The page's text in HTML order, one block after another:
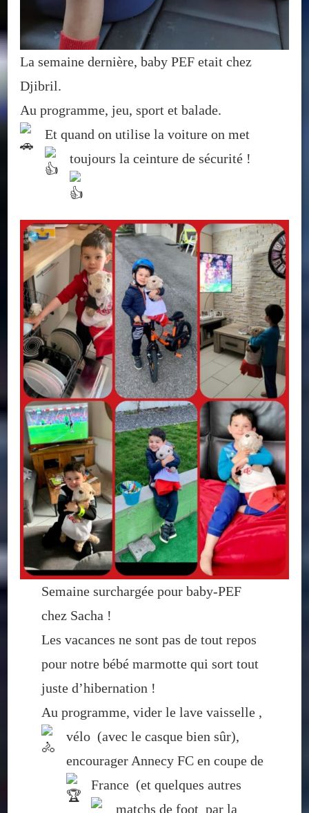
La semaine dernière, baby PEF etait chez
Djibril.
Au programme, jeu, sport et balade.
Et quand on utilise la voiture on met
toujours la ceinture de sécurité !
Semaine surchargée pour baby-PEF
chez Sacha !
Les vacances ne sont pas de tout repos
pour notre bébé marmotte qui sort tout
juste d’hibernation !
Au programme, vider le lave vaisselle ,
vélo (avec le casque bien sûr),
encourager Annecy FC en coupe de
France (et quelques autres
matchs de foot par la